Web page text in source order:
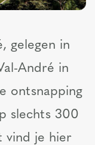
gelegen in
André in
ontsnapping
slechts 300
vind je hier